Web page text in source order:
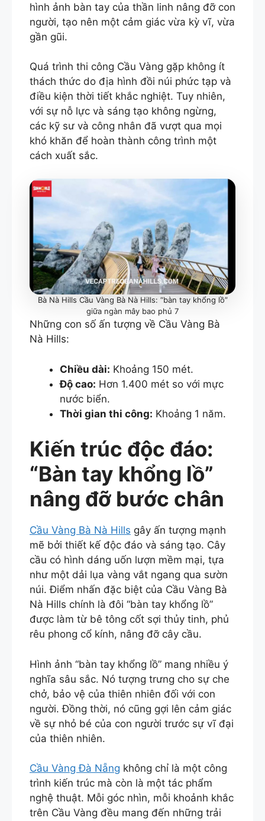
hình ảnh bàn tay của thần linh nâng đỡ con
người, tạo nên một cảm giác vừa kỳ vĩ, vừa
gần gũi.
Quá trình thi công Cầu Vàng gặp không ít
thách thức do địa hình đồi núi phức tạp và
điều kiện thời tiết khắc nghiệt. Tuy nhiên,
với sự nỗ lực và sáng tạo không ngừng,
các kỹ sư và công nhân đã vượt qua mọi
khó khăn để hoàn thành công trình một
cách xuất sắc.
Bà Nà Hills Cầu Vàng Bà Nà Hills: “bàn tay khổng lồ”
giữa ngàn mây bao phủ 7
Những con số ấn tượng về Cầu Vàng Bà
Nà Hills:
Chiều dài: Khoảng 150 mét.
Độ cao: Hơn 1.400 mét so với mực
nước biển.
Thời gian thi công: Khoảng 1 năm.
Kiến trúc độc đáo:
“Bàn tay khổng lồ”
nâng đỡ bước chân
Cầu Vàng Bà Nà Hills gây ấn tượng mạnh
mẽ bởi thiết kế độc đáo và sáng tạo. Cây
cầu có hình dáng uốn lượn mềm mại, tựa
như một dải lụa vàng vắt ngang qua sườn
núi. Điểm nhấn đặc biệt của Cầu Vàng Bà
Nà Hills chính là đôi “bàn tay khổng lồ”
được làm từ bê tông cốt sợi thủy tinh, phủ
rêu phong cổ kính, nâng đỡ cây cầu.
Hình ảnh “bàn tay khổng lồ” mang nhiều ý
nghĩa sâu sắc. Nó tượng trưng cho sự che
chở, bảo vệ của thiên nhiên đối với con
người. Đồng thời, nó cũng gợi lên cảm giác
về sự nhỏ bé của con người trước sự vĩ đại
của thiên nhiên.
Cầu Vàng Đà Nẵng không chỉ là một công
trình kiến trúc mà còn là một tác phẩm
nghệ thuật. Mỗi góc nhìn, mỗi khoảnh khắc
trên Cầu Vàng đều mang đến những trải